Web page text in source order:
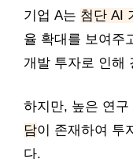
기업 A는 첨단 AI
율 확대를 보여주
개발 투자로 인해
하지만, 높은 연
담이 존재하여 투
다.